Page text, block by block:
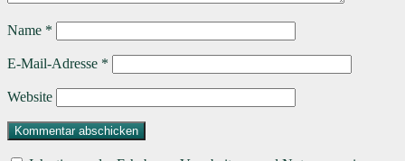
Name *
E-Mail-Adresse *
Website